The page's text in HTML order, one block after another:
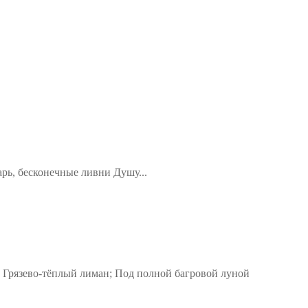
бесконечные ливни Душу...
тёплый лиман; Под полной багровой луной